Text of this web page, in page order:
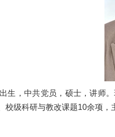
，中共党员，硕士，讲师。
校级科研与教改课题10余项